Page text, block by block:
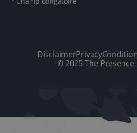
DisclaimerPrivacy
© 2025 The Presence